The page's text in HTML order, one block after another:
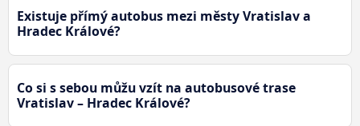
Existuje přímý autobus mezi městy Vratislav a
Hradec Králové?
Co si s sebou můžu vzít na autobusové trase
Vratislav – Hradec Králové?